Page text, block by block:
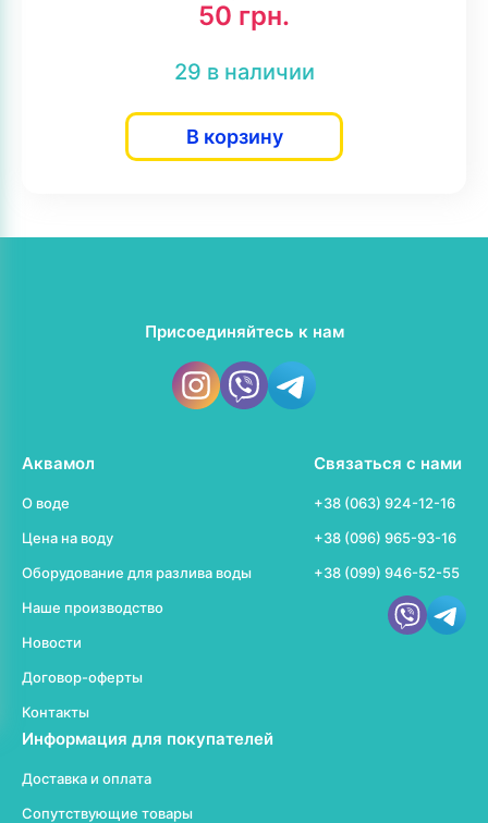
50 грн.
29 в наличии
В корзину
Присоединяйтесь к нам
Аквамол
О воде
Цена на воду
Оборудование для разлива воды
Наше производство
Новости
Договор-оферты
Контакты
Информация для покупателей
Доставка и оплата
Сопутствующие товары
Связаться с нами
+38 (063) 924-12-16
+38 (096) 965-93-16
+38 (099) 946-52-55